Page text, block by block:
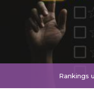
Rankings